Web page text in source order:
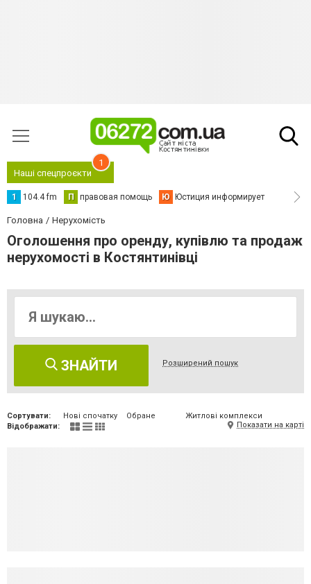
Наші спецпроєкти
1
1 104.4 fm П правовая помощь Ю Юстиция информирует
Головна Нерухомість
Оголошення про оренду, купівлю та продаж
нерухомості в Костянтинівці
ЗНАЙТИ Розширений пошук
Сортувати: Нові спочатку Обране
Житлові комплекси
Відображати:
Показати на карті